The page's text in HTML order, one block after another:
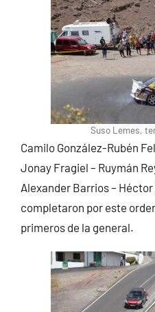
Suso Lemes,
Camilo González-Rubén
Jonay Fragiel – Ruymán
Alexander Barrios – Héctor
completaron por este
primeros de la general.